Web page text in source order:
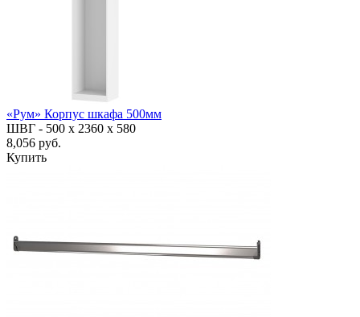
«Рум» Корпус шкафа 500мм
ШВГ - 500 х 2360 х 580
8,056 руб.
Купить